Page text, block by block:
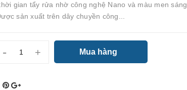
gian tẩy rửa nhờ công nghệ Nano và màu men sáng
sản xuất trên dây chuyền công...
- + Mua hàng